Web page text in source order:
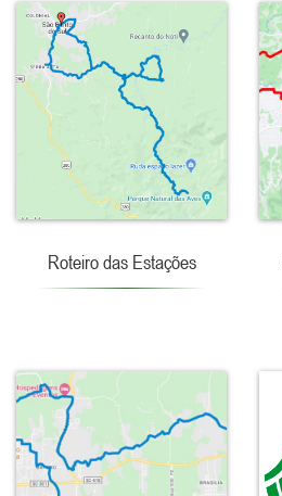
Roteiro das Estações